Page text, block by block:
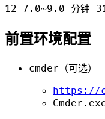
12 7.0~9.0 分钟
前置环境配置
cmder（可选）
https://